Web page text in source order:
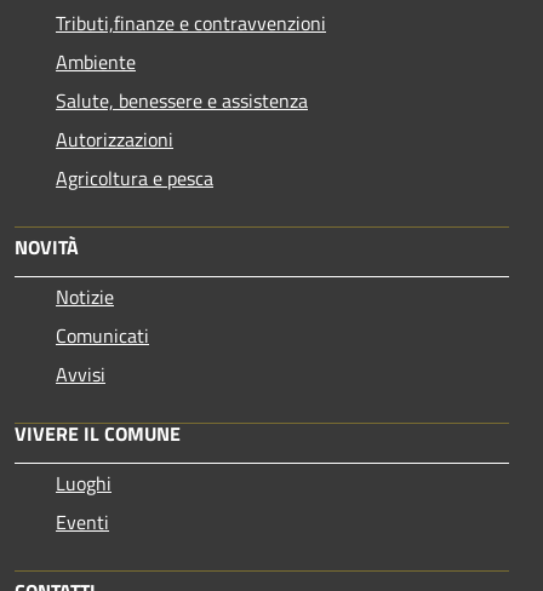
Tributi,finanze e contravvenzioni
Ambiente
Salute, benessere e assistenza
Autorizzazioni
Agricoltura e pesca
NOVITÀ
Notizie
Comunicati
Avvisi
VIVERE IL COMUNE
Luoghi
Eventi